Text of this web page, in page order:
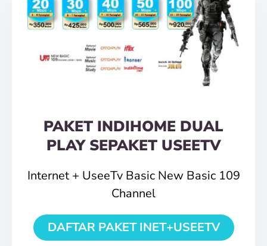
PAKET INDIHOME DUAL
PLAY SEPAKET USEETV
Internet + UseeTv Basic New Basic 109
Channel
DAFTAR PAKET INET+USEETV